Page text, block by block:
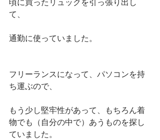
て、
通勤に使っていました。
フリーランスになって、パソコンを持
ち運ぶので、
もう少し堅牢性があって、もちろん着
物でも（自分の中で）あうものを探し
ていました。